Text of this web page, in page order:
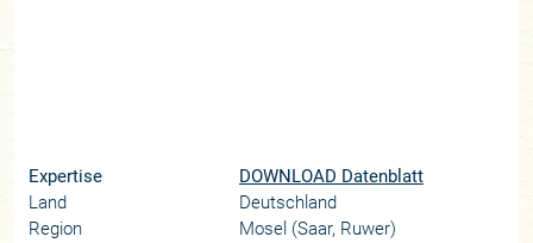
Expertise
DOWNLOAD Datenblatt
Land
Deutschland
Region
Mosel (Saar, Ruwer)